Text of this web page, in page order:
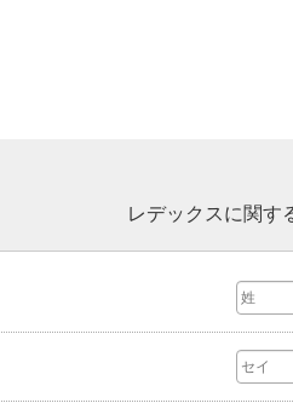
レデックスに関す